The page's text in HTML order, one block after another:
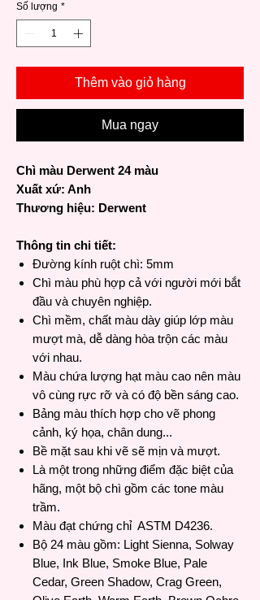
Số lượng *
Thêm vào giỏ hàng
Mua ngay
Chì màu Derwent 24 màu
Xuất xứ: Anh
Thương hiệu: Derwent
Thông tin chi tiết:
Đường kính ruột chì: 5mm
Chì màu phù hợp cả với người mới bắt
đầu và chuyên nghiệp.
Chì mềm, chất màu dày giúp lớp màu
mượt mà, dễ dàng hòa trộn các màu
với nhau.
Màu chứa lượng hạt màu cao nên màu
vô cùng rực rỡ và có độ bền sáng cao.
Bảng màu thích hợp cho vẽ phong
cảnh, ký họa, chân dung...
Bề mặt sau khi vẽ sẽ mịn và mượt.
Là một trong những điểm đặc biệt của
hãng, một bộ chì gồm các tone màu
trầm.
Màu đạt chứng chỉ ASTM D4236.
Bộ 24 màu gồm: Light Sienna, Solway
Blue, Ink Blue, Smoke Blue, Pale
Cedar, Green Shadow, Crag Green,